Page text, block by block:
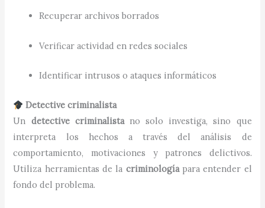
Recuperar archivos borrados
Verificar actividad en redes sociales
Identificar intrusos o ataques informáticos
Detective criminalista
Un detective criminalistano solo investiga, sino que
interpreta los hechos a través del análisis de
comportamiento, motivaciones y patrones delictivos.
Utiliza herramientas de la criminologíapara entender el
fondo del problema.